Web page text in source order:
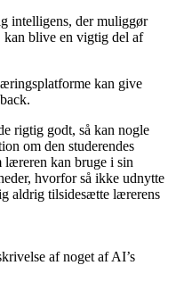
intelligens, der muliggør
blive en vigtig del af
kan give
rigtig godt, så kan nogle
om den studerendes
kan bruge i sin
hvorfor så ikke udnytte
aldrig tilsidesætte lærerens
af noget af AI’s